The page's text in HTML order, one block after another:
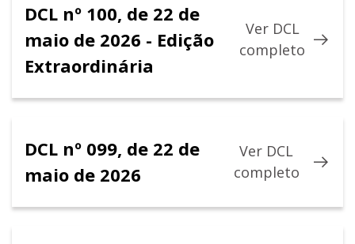
DCL nº 100, de 22 de
maio de 2026 - Edição
Extraordinária
Ver DCL
completo
DCL nº 099, de 22 de
maio de 2026
Ver DCL
completo